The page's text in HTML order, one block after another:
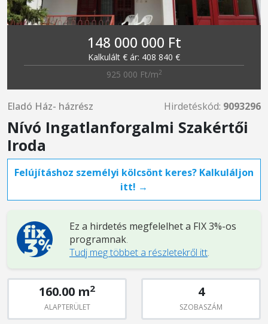
148 000 000 Ft
Kalkulált € ár: 408 840 €
925 000 Ft/m2
Eladó Ház- házrész Hirdetéskód: 9093296
Nívó Ingatlanforgalmi Szakértői
Iroda
Felújításhoz személyi kölcsönt keres? Kalkuláljon
itt! →
Ez a hirdetés megfelelhet a FIX 3%-os
programnak.
Tudj meg többet a részletekről itt.
160.00 m2
ALAPTERÜLET
4
SZOBASZÁM